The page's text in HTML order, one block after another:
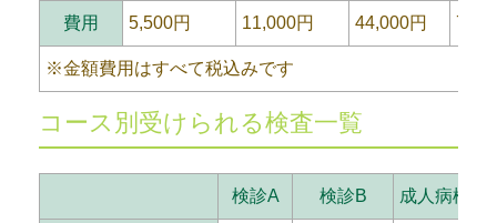
費用 5,500円 11,000円 44,000円
※金額費用はすべて税込みです
コース別受けられる検査一覧
検診A 検診B 成人病検診